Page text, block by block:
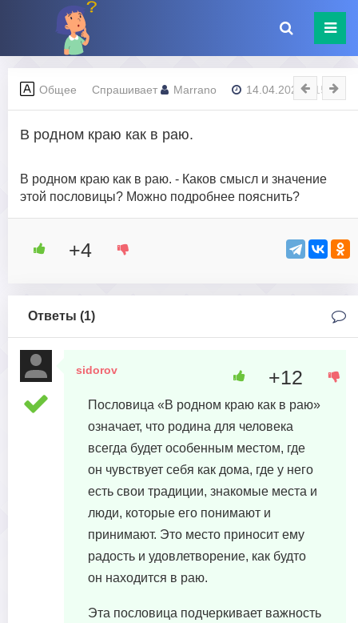
Общее Спрашивает Marrano 14.04.2023 - 15:38
В родном краю как в раю.
В родном краю как в раю. - Каков смысл и значение
этой пословицы? Можно подробнее пояснить?
+4
Ответы (1)
sidorov
Пословица «В родном краю как в раю»
означает, что родина для человека
всегда будет особенным местом, где
он чувствует себя как дома, где у него
есть свои традиции, знакомые места и
люди, которые его понимают и
принимают. Это место приносит ему
радость и удовлетворение, как будто
он находится в раю.
Эта пословица подчеркивает важность
+12